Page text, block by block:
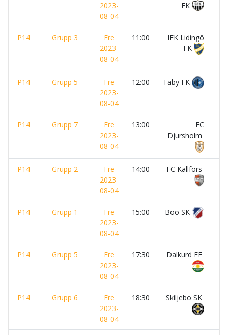
2023-
08-04
FK
P14 Grupp 3
Fre
2023-
08-04
11:00
IFK Lidingö
FK
P14 Grupp 5
Fre
2023-
08-04
12:00 Täby FK
P14 Grupp 7
Fre
2023-
08-04
13:00
FC
Djursholm
P14 Grupp 2
Fre
2023-
08-04
14:00 FC Kallfors
P14 Grupp 1
Fre
2023-
08-04
15:00 Boo SK
P14 Grupp 5
Fre
2023-
08-04
17:30 Dalkurd FF
P14 Grupp 6
Fre
2023-
08-04
18:30 Skiljebo SK